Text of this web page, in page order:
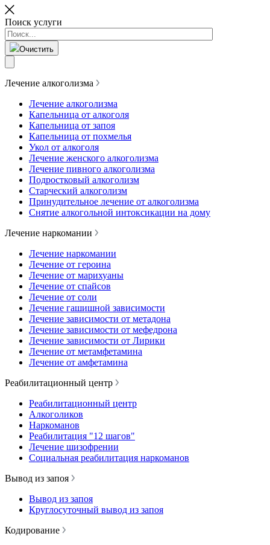
Поиск услуги
Очистить
Лечение алкоголизма
Лечение алкоголизма
Капельница от алкоголя
Капельница от запоя
Капельница от похмелья
Укол от алкоголя
Лечение женского алкоголизма
Лечение пивного алкоголизма
Подростковый алкоголизм
Старческий алкоголизм
Принудительное лечение от алкоголизма
Снятие алкогольной интоксикации на дому
Лечение наркомании
Лечение наркомании
Лечение от героина
Лечение от марихуаны
Лечение от спайсов
Лечение от соли
Лечение гашишной зависимости
Лечение зависимости от метадона
Лечение зависимости от мефедрона
Лечение зависимости от Лирики
Лечение от метамфетамина
Лечение от амфетамина
Реабилитационный центр
Реабилитационный центр
Алкоголиков
Наркоманов
Реабилитация "12 шагов"
Лечение шизофрении
Социальная реабилитация наркоманов
Вывод из запоя
Вывод из запоя
Круглосуточный вывод из запоя
Кодирование